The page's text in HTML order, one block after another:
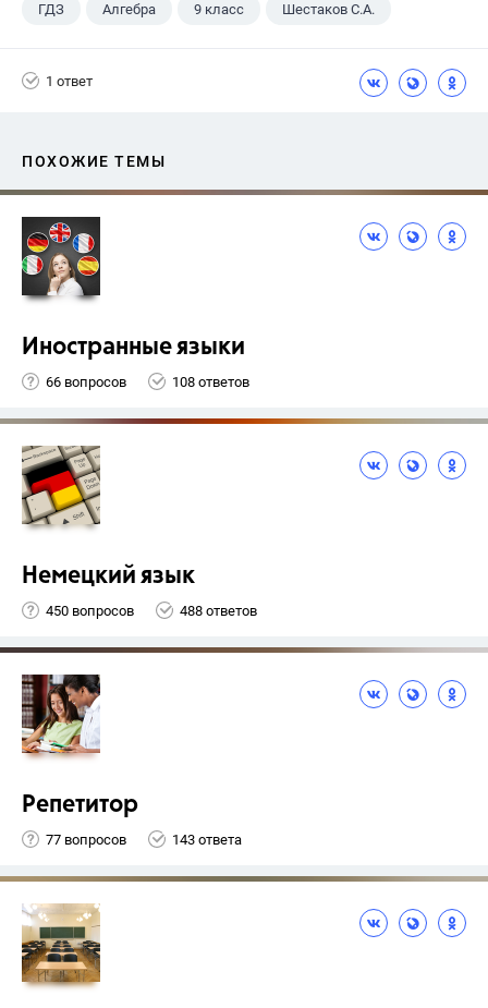
ГДЗ Алгебра 9 класс Шестаков С.А.
1 ответ
ПОХОЖИЕ ТЕМЫ
Иностранные языки
66 вопросов 108 ответов
Немецкий язык
450 вопросов 488 ответов
Репетитор
77 вопросов 143 ответа